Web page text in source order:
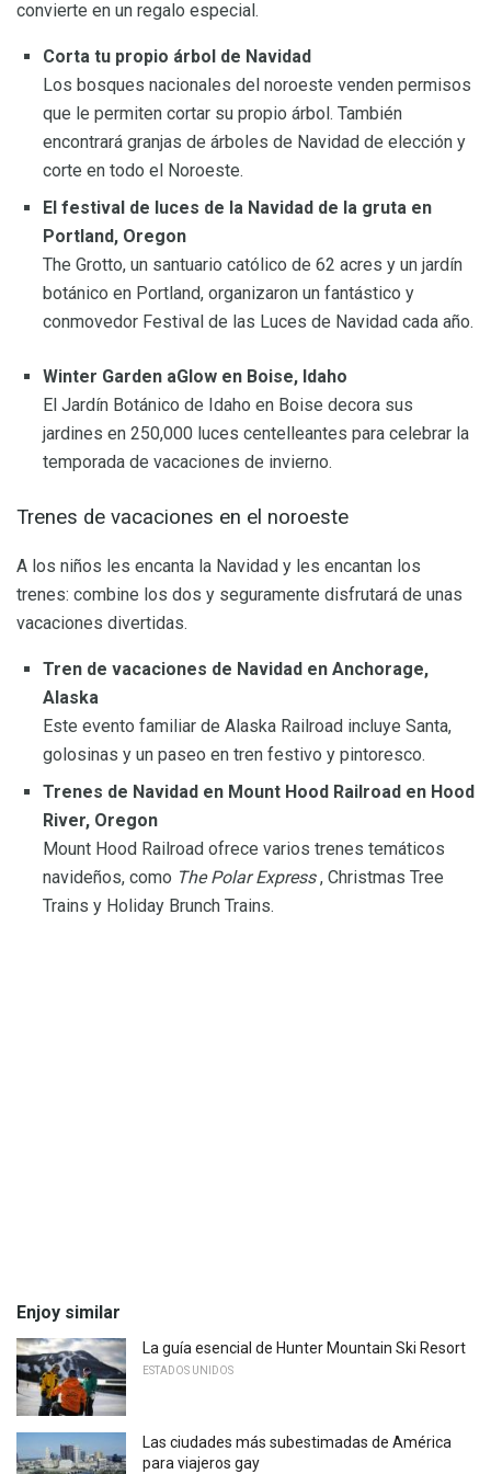
convierte en un regalo especial.
Corta tu propio árbol de Navidad
Los bosques nacionales del noroeste venden permisos
que le permiten cortar su propio árbol. También
encontrará granjas de árboles de Navidad de elección y
corte en todo el Noroeste.
El festival de luces de la Navidad de la gruta en
Portland, Oregon
The Grotto, un santuario católico de 62 acres y un jardín
botánico en Portland, organizaron un fantástico y
conmovedor Festival de las Luces de Navidad cada año.
Winter Garden aGlow en Boise, Idaho
El Jardín Botánico de Idaho en Boise decora sus
jardines en 250,000 luces centelleantes para celebrar la
temporada de vacaciones de invierno.
Trenes de vacaciones en el noroeste
A los niños les encanta la Navidad y les encantan los
trenes: combine los dos y seguramente disfrutará de unas
vacaciones divertidas.
Tren de vacaciones de Navidad en Anchorage,
Alaska
Este evento familiar de Alaska Railroad incluye Santa,
golosinas y un paseo en tren festivo y pintoresco.
Trenes de Navidad en Mount Hood Railroad en Hood
River, Oregon
Mount Hood Railroad ofrece varios trenes temáticos
navideños, como The Polar Express, Christmas Tree
Trains y Holiday Brunch Trains.
Enjoy similar
La guía esencial de Hunter Mountain Ski Resort
ESTADOS UNIDOS
Las ciudades más subestimadas de América
para viajeros gay